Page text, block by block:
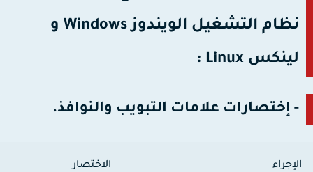
نظام التشغيل الويندوز Windows و
لينكس Linux :
- إختصارات علامات التبويب والنوافذ.
الاختصار